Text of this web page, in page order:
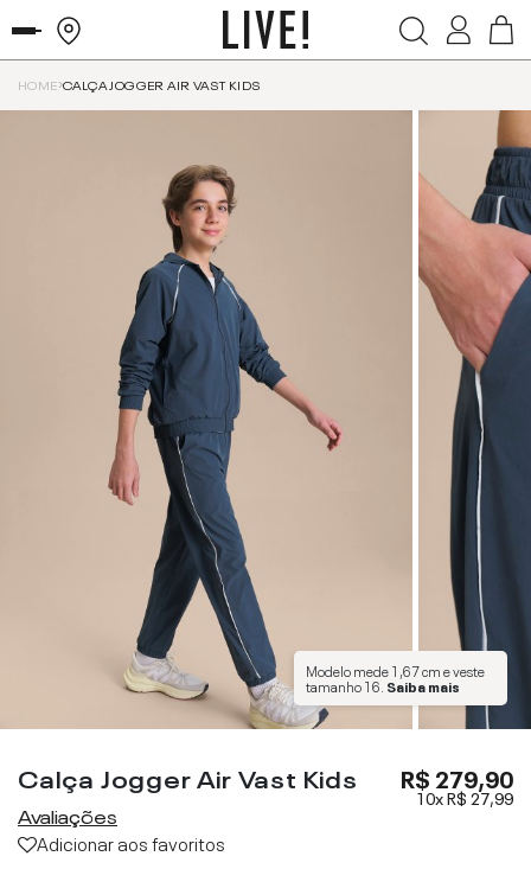
HOME CALÇA JOGGER AIR VAST KIDS
Modelo mede1,67 cme veste
tamanho16 Saiba mais
Calça Jogger Air Vast Kids
Avaliações
Adicionar aos favoritos
R$ 279,90
10xR$ 27,99